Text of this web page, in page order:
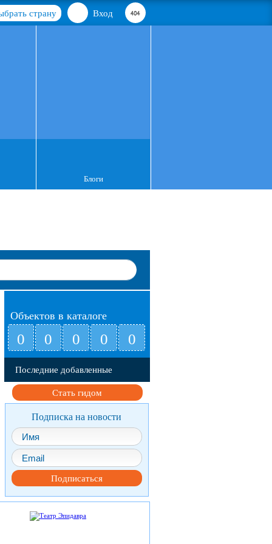
Вход
страну
Блоги
Объектов в каталоге
0 0 0 0 0
Последние добавленные
Стать гидом
Подписка на новости
Подписаться